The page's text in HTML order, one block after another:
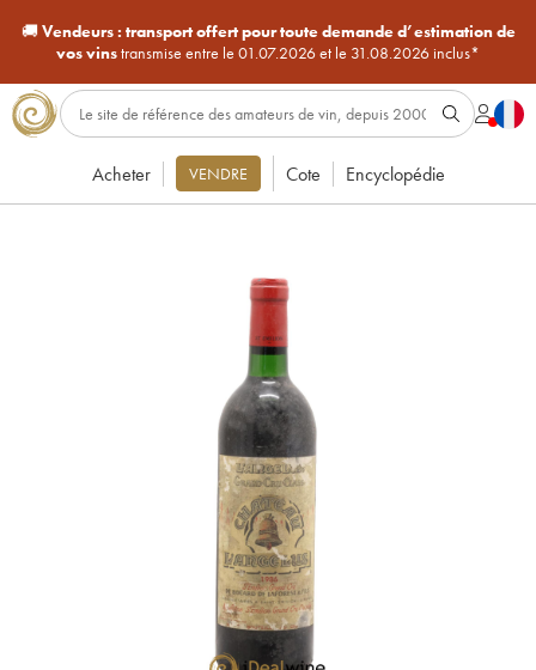
🚚Vendeurs : transport offert pour toute demande d’estimation de
vos vinstransmise entre le 01.07.2026 et le 31.08.2026 inclus*
Acheter VENDRE Cote Encyclopédie